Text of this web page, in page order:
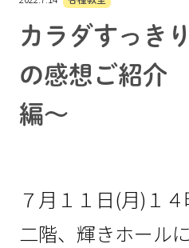
カラダすっき
の感想ご紹介
編～
７月１１日(月)１
二階、輝きホール